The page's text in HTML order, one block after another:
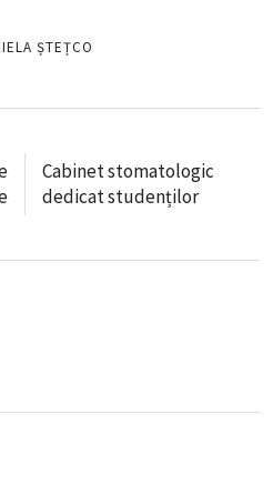
ȘTEȚCO
Cabinet stomatologic
dedicat studenților